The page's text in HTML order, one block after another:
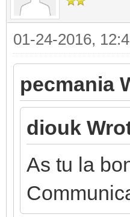
01-24-2016,
pecmania
diouk
As tu la